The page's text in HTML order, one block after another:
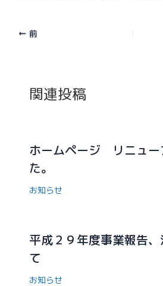
前
関連投稿
ホームページ リニュー
た。
お知らせ
平成２９年度事業報告
て
お知らせ